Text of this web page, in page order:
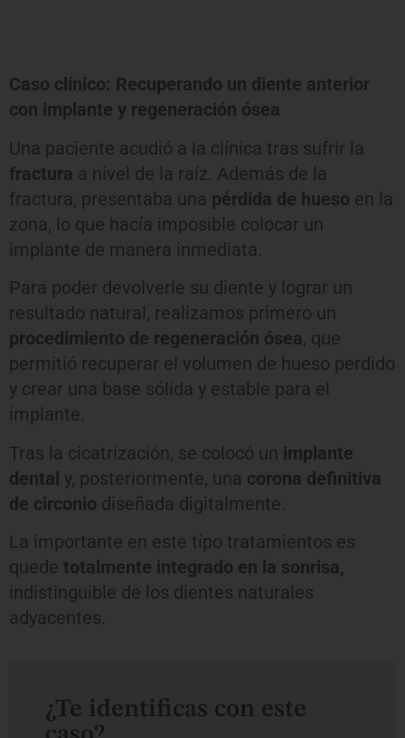
Caso clínico: Recuperando un diente anterior
con implante y regeneración ósea
Una paciente acudió a la clínica tras sufrir la
fractura a nivel de la raíz. Además de la
fractura, presentaba una pérdida de hueso en la
zona, lo que hacía imposible colocar un
implante de manera inmediata.
Para poder devolverle su diente y lograr un
resultado natural, realizamos primero un
procedimiento de regeneración ósea, que
permitió recuperar el volumen de hueso perdido
y crear una base sólida y estable para el
implante.
Tras la cicatrización, se colocó un implante
dental y, posteriormente, una corona definitiva
de circonio diseñada digitalmente.
La importante en este tipo tratamientos es
quede totalmente integrado en la sonrisa,
indistinguible de los dientes naturales
adyacentes.
¿Te identificas con este